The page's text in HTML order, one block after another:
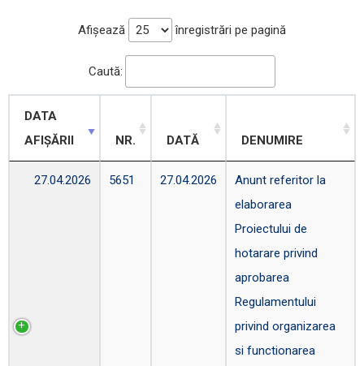
Afișează înregistrări pe pagină
Caută:
DATA
AFIȘĂRII
NR. DATĂ DENUMIRE
27.04.2026 5651 27.04.2026
Anunt referitor la
elaborarea
Proiectului de
hotarare privind
aprobarea
Regulamentului
privind organizarea
si functionarea